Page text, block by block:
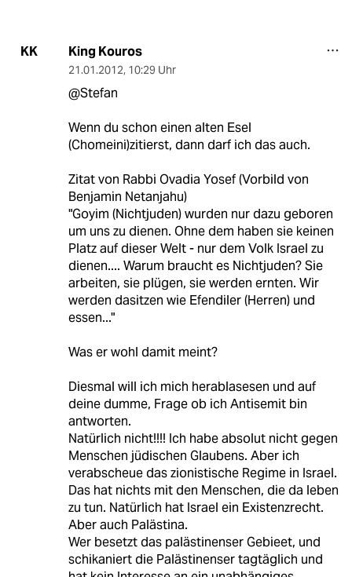
KK King Kouros
21.01.2012, 10:29 Uhr
@Stefan
Wenn du schon einen alten Esel
(Chomeini)zitierst, dann darf ich das auch.
Zitat von Rabbi Ovadia Yosef (Vorbild von
Benjamin Netanjahu)
"Goyim (Nichtjuden) wurden nur dazu geboren
um uns zu dienen. Ohne dem haben sie keinen
Platz auf dieser Welt - nur dem Volk Israel zu
dienen.... Warum braucht es Nichtjuden? Sie
arbeiten, sie plügen, sie werden ernten. Wir
werden dasitzen wie Efendiler (Herren) und
essen..."
Was er wohl damit meint?
Diesmal will ich mich herablasesen und auf
deine dumme, Frage ob ich Antisemit bin
antworten.
Natürlich nicht!!!! Ich habe absolut nicht gegen
Menschen jüdischen Glaubens. Aber ich
verabscheue das zionistische Regime in Israel.
Das hat nichts mit den Menschen, die da leben
zu tun. Natürlich hat Israel ein Existenzrecht.
Aber auch Palästina.
Wer besetzt das palästinenser Gebieet, und
schikaniert die Palästinenser tagtäglich und